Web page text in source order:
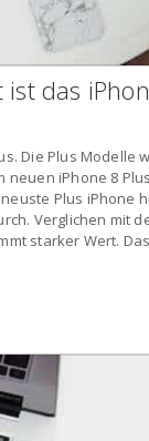
das
Die Plus Modelle
iPhone 8
Plus iPhone
Verglichen mit
starker Wert.